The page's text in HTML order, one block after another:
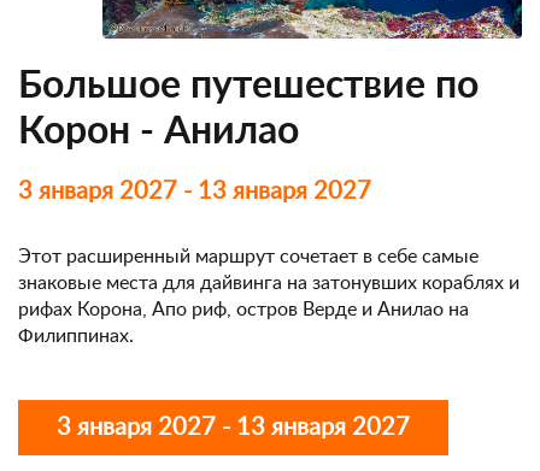
Большое путешествие по
Корон - Анилао
3 января 2027 - 13 января 2027
Этот расширенный маршрут сочетает в себе самые
знаковые места для дайвинга на затонувших кораблях и
рифах Корона, Апо риф, остров Верде и Анилао на
Филиппинах.
3 января 2027 - 13 января 2027